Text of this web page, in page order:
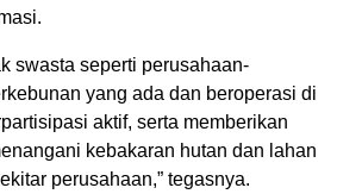
swasta seperti perusahaan-
yang ada dan beroperasi di
aktif, serta memberikan
kebakaran hutan dan lahan
perusahaan,” tegasnya.